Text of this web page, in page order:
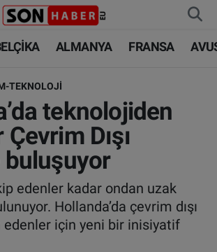
ALMANYA FRANSA
TEKNOLOJİ
teknolojiden
Dışı
buluşuyor
edenler kadar ondan uzak
Hollanda’da çevrim dışı
edenler için yeni bir inisiyatif
Durumu ve Fikstür